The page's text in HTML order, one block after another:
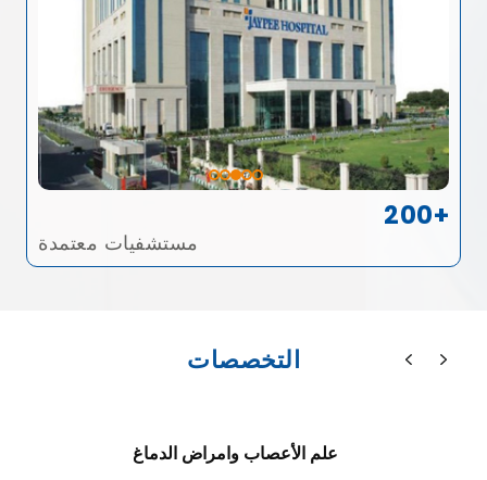
200+
مستشفيات معتمدة
التخصصات
علم الأعصاب وامراض الدماغ